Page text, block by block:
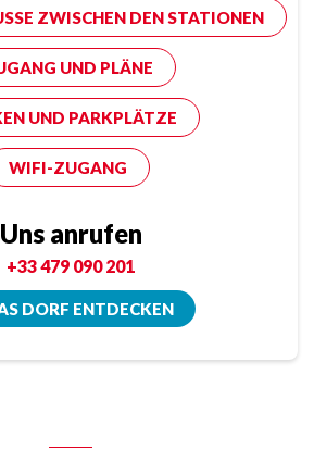
ZWISCHEN DEN STATIONEN
UND PLÄNE
UND PARKPLÄTZE
WIFI-ZUGANG
Uns anrufen
+33 479 090 201
DORF ENTDECKEN